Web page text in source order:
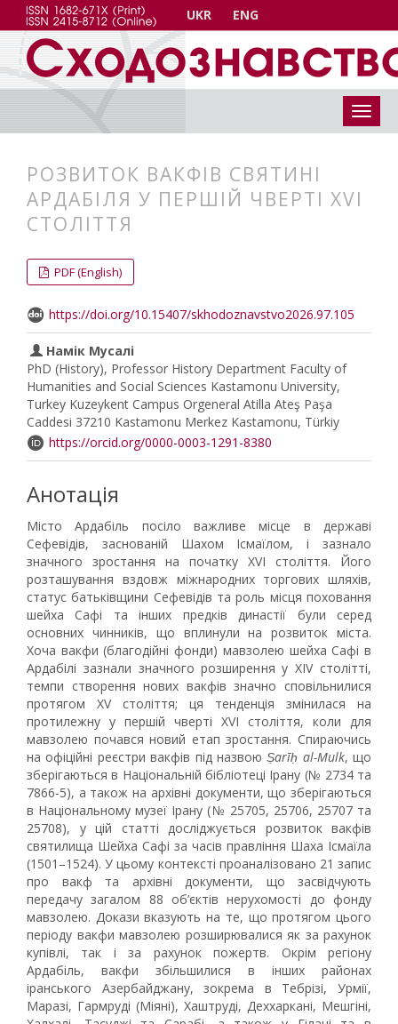
UKR ENG
РОЗВИТОК ВАКФІВ СВЯТИНІ
АРДАБІЛЯ У ПЕРШІЙ ЧВЕРТІ XVI
СТОЛІТТЯ
PDF (English)
https://doi.org/10.15407/skhodoznavstvo2026.97.105
Намік Мусалі
PhD (History), Professor History Department Faculty of
Humanities and Social Sciences Kastamonu University,
Turkey Kuzeykent Campus Orgeneral Atilla Ateş Paşa
Caddesi 37210 Kastamonu Merkez Kastamonu, Türkiy
https://orcid.org/0000-0003-1291-8380
Анотація
Місто Ардабіль посіло важливе місце в державі
Сефевідів, заснованій Шахом Ісмаїлом, і зазнало
значного зростання на початку XVI століття. Його
розташування вздовж міжнародних торгових шляхів,
статус батьківщини Сефевідів та роль місця поховання
шейха Сафі та інших предків династії були серед
основних чинників, що вплинули на розвиток міста.
Хоча вакфи (благодійні фонди) мавзолею шейха Сафі в
Ардабілі зазнали значного розширення у XIV столітті,
темпи створення нових вакфів значно сповільнилися
протягом XV століття; ця тенденція змінилася на
протилежну у першій чверті XVI століття, коли для
мавзолею почався новий етап зростання. Спираючись
на офіційні реєстри вакфів під назвоюṢarīḥ al-Mulk, що
зберігаються в Національній бібліотеці Ірану (№ 2734 та
7866-5), а також на архівні документи, що зберігаються
в Національному музеї Ірану (№ 25705, 25706, 25707 та
25708), у цій статті досліджується розвиток вакфів
святилища Шейха Сафі за часів правління Шаха Ісмаїла
(1501–1524). У цьому контексті проаналізовано 21 запис
про вакф та архівні документи, що засвідчують
передачу загалом 88 об’єктів нерухомості до фонду
мавзолею. Докази вказують на те, що протягом цього
періоду вакфи мавзолею розширювалися як за рахунок
купівлі, так і за рахунок пожертв. Окрім регіону
Ардабіль, вакфи збільшилися в інших районах
іранського Азербайджану, зокрема в Тебрізі, Урмії,
Маразі, Гармруді (Міяні), Хаштруді, Деххаркані, Мешгіні,